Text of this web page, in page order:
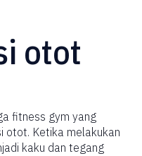
otot
fitness gym yang
otot. Ketika melakukan
kaku dan tegang